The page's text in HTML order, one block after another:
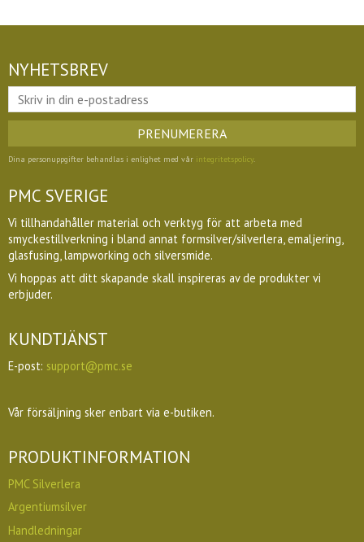
NYHETSBREV
PRENUMERERA
Dina personuppgifter behandlas i enlighet med vår integritetspolicy.
PMC SVERIGE
Vi tillhandahåller material och verktyg för att arbeta med
smyckestillverkning i bland annat formsilver/silverlera, emaljering,
glasfusing, lampworking och silversmide.
Vi hoppas att ditt skapande skall inspireras av de produkter vi
erbjuder.
KUNDTJÄNST
E-post: support@pmc.se
Vår försäljning sker enbart via e-butiken.
PRODUKTINFORMATION
PMC Silverlera
Argentiumsilver
Handledningar